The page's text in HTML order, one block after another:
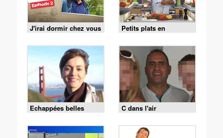
J'irai dormir chez vous Petits plats en
équilibre
Echappées belles C dans l'air